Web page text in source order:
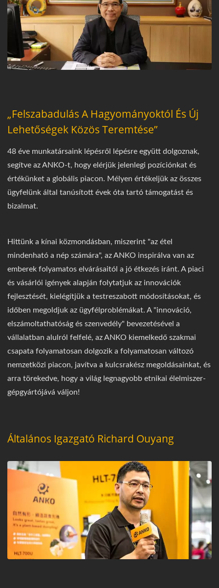
„Felszabadulás A Hagyományoktól És Új
Lehetőségek Közös Teremtése”
48 éve munkatársaink lépésről lépésre együtt dolgoznak,
segítve az ANKO-t, hogy elérjük jelenlegi pozíciónkat és
értékünket a globális piacon. Mélyen értékeljük az összes
ügyfelünk által tanúsított évek óta tartó támogatást és
bizalmat.
Hittünk a kínai közmondásban, miszerint "az étel
mindenható a nép számára", az ANKO inspirálva van az
emberek folyamatos elvárásaitól a jó étkezés iránt. A piaci
és vásárlói igények alapján folytatjuk az innovációk
fejlesztését, kielégítjük a testreszabott módosításokat, és
időben megoldjuk az ügyfélproblémákat. A "innováció,
elszámoltathatóság és szenvedély" bevezetésével a
vállalatban alulról felfelé, az ANKO kiemelkedő szakmai
csapata folyamatosan dolgozik a folyamatosan változó
nemzetközi piacon, javítva a kulcsrakész megoldásainkat, és
arra törekedve, hogy a világ legnagyobb etnikai élelmiszer-
gépgyártójává váljon!
Általános Igazgató Richard Ouyang